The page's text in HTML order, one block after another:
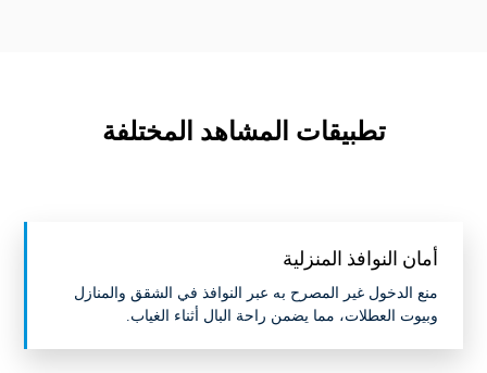
تطبيقات المشاهد المختلفة
أمان النوافذ المنزلية
منع الدخول غير المصرح به عبر النوافذ في الشقق والمنازل
وبيوت العطلات، مما يضمن راحة البال أثناء الغياب.